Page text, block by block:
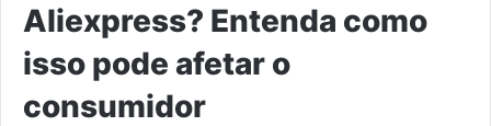
Aliexpress? Entenda como
isso pode afetar o
consumidor